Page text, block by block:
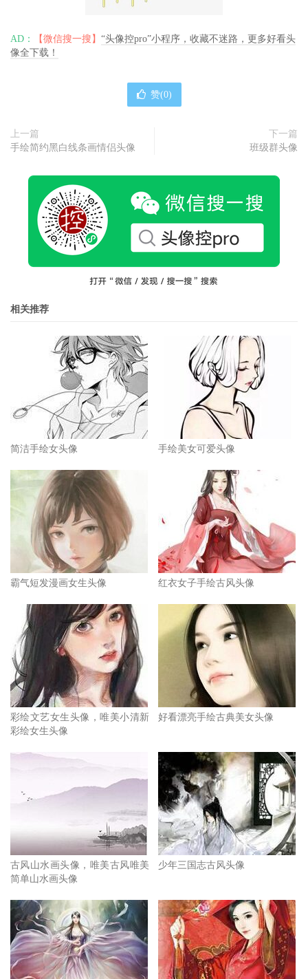
AD： 【微信搜一搜】 “头像控pro”小程序，收藏不迷路，更多好看头
像全下载！
赞(0)
上一篇
手绘简约黑白线条画情侣头像
下一篇
班级群头像
相关推荐
简洁手绘女头像 手绘美女可爱头像
霸气短发漫画女生头像 红衣女子手绘古风头像
彩绘文艺女生头像，唯美小清新
彩绘女生头像
好看漂亮手绘古典美女头像
古风山水画头像，唯美古风唯美
简单山水画头像
少年三国志古风头像